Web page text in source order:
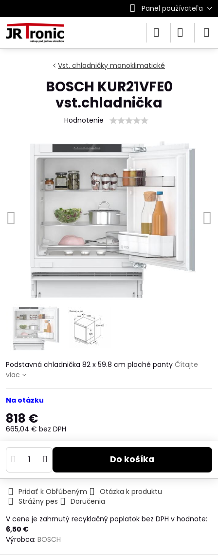
Panel používateľa
Vst. chladničky monoklimatické
BOSCH KUR21VFE0
vst.chladnička
Hodnotenie
Podstavná chladnička 82 x 59.8 cm ploché panty Čítajte
viac
Na otázku
818 €
665,04 € bez DPH
Do košíka
Pridať k Obľúbeným
Otázka k produktu
Strážny pes
Doručenia
V cene je zahrnutý recyklačný poplatok bez DPH v hodnote:
6,50 €
Výrobca: BOSCH